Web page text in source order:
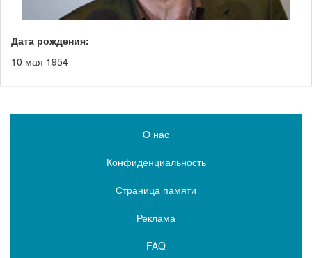
Дата рождения:
10 мая 1954
О нас
Конфиденциальность
Страница памяти
Реклама
FAQ